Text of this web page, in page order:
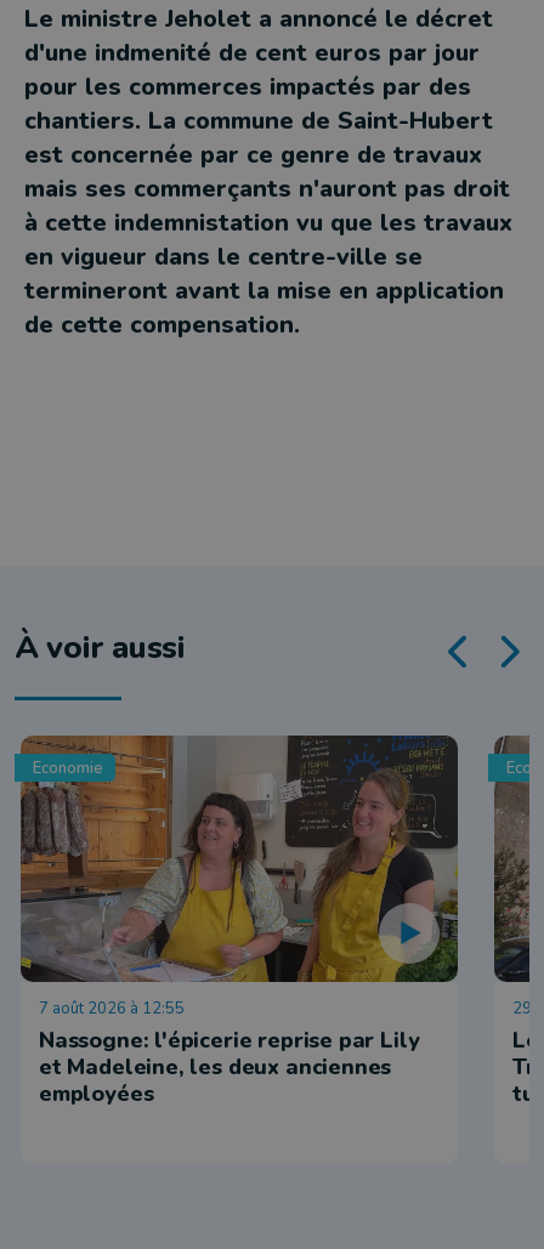
Le ministre Jeholet a annoncé le décret
d'une indmenité de cent euros par jour
pour les commerces impactés par des
chantiers. La commune de Saint-Hubert
est concernée par ce genre de travaux
mais ses commerçants n'auront pas droit
à cette indemnistation vu que les travaux
en vigueur dans le centre-ville se
termineront avant la mise en application
de cette compensation.
À voir aussi
Economie
7 août 2026 à 12:55
Nassogne: l'épicerie reprise par Lily
et Madeleine, les deux anciennes
employées
29